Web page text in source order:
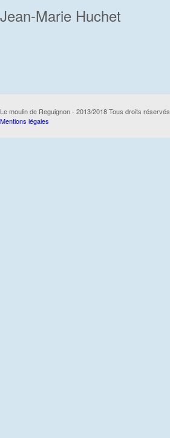
Jean-Marie Huchet
Le moulin de Reguignon - 2013/2018 Tous droits réservés
Mentions légales